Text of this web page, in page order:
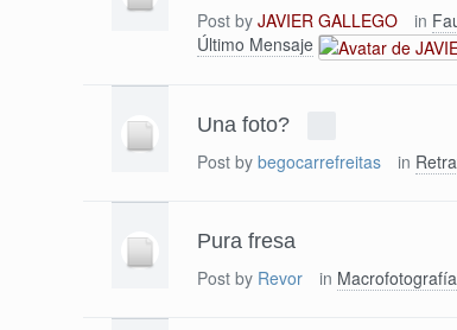
Post by JAVIER GALLEGO in
Último Mensaje
Una foto?
Post by begocarrefreitas in
Pura fresa
Post by Revor in Macrofotografía